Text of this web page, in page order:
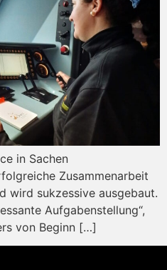
in Sachen
Zusammenarbeit
wird sukzessive ausgebaut.
Aufgabenstellung“,
von Beginn […]